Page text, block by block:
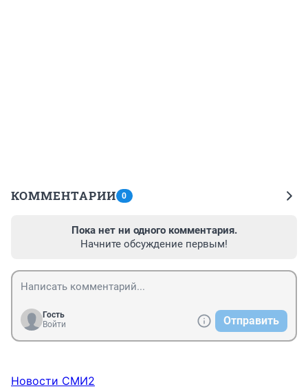
КОММЕНТАРИИ 0
Пока нет ни одного комментария.
Начните обсуждение первым!
Гость
Войти
Отправить
Новости СМИ2